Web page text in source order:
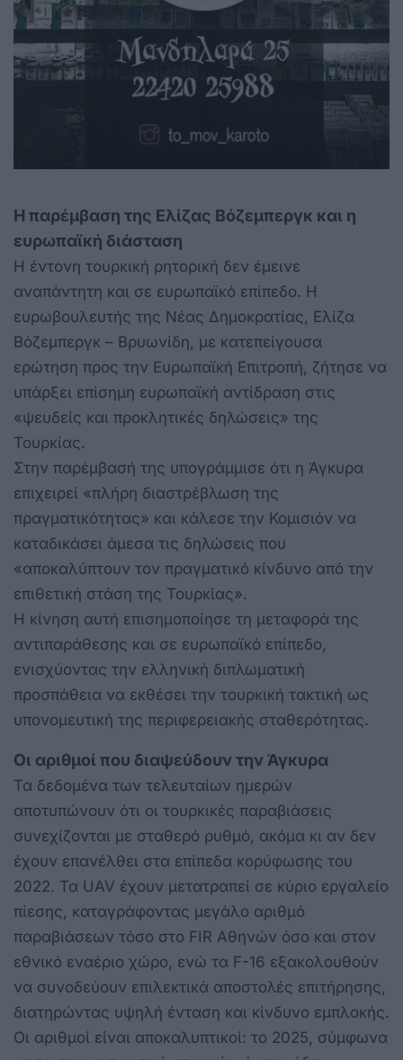
Η παρέμβαση της Ελίζας Βόζεμπεργκ και η
ευρωπαϊκή διάσταση
Η έντονη τουρκική ρητορική δεν έμεινε
αναπάντητη και σε ευρωπαϊκό επίπεδο. Η
ευρωβουλευτής της Νέας Δημοκρατίας, Ελίζα
Βόζεμπεργκ – Βρυωνίδη, με κατεπείγουσα
ερώτηση προς την Ευρωπαϊκή Επιτροπή, ζήτησε να
υπάρξει επίσημη ευρωπαϊκή αντίδραση στις
«ψευδείς και προκλητικές δηλώσεις» της
Τουρκίας.
Στην παρέμβασή της υπογράμμισε ότι η Άγκυρα
επιχειρεί «πλήρη διαστρέβλωση της
πραγματικότητας» και κάλεσε την Κομισιόν να
καταδικάσει άμεσα τις δηλώσεις που
«αποκαλύπτουν τον πραγματικό κίνδυνο από την
επιθετική στάση της Τουρκίας».
Η κίνηση αυτή επισημοποίησε τη μεταφορά της
αντιπαράθεσης και σε ευρωπαϊκό επίπεδο,
ενισχύοντας την ελληνική διπλωματική
προσπάθεια να εκθέσει την τουρκική τακτική ως
υπονομευτική της περιφερειακής σταθερότητας.
Οι αριθμοί που διαψεύδουν την Άγκυρα
Τα δεδομένα των τελευταίων ημερών
αποτυπώνουν ότι οι τουρκικές παραβιάσεις
συνεχίζονται με σταθερό ρυθμό, ακόμα κι αν δεν
έχουν επανέλθει στα επίπεδα κορύφωσης του
2022. Τα UAV έχουν μετατραπεί σε κύριο εργαλείο
πίεσης, καταγράφοντας μεγάλο αριθμό
παραβιάσεων τόσο στο FIR Αθηνών όσο και στον
εθνικό εναέριο χώρο, ενώ τα F-16 εξακολουθούν
να συνοδεύουν επιλεκτικά αποστολές επιτήρησης,
διατηρώντας υψηλή ένταση και κίνδυνο εμπλοκής.
Οι αριθμοί είναι αποκαλυπτικοί: το 2025, σύμφωνα